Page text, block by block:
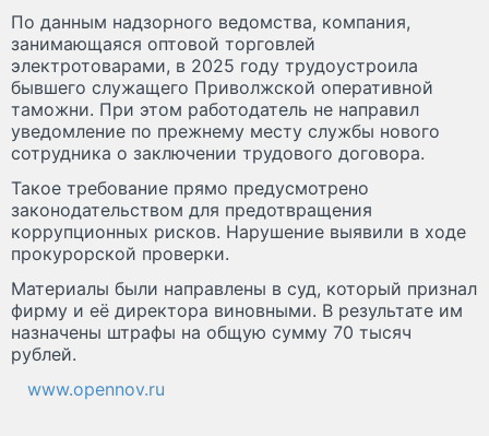
По данным надзорного ведомства, компания,
занимающаяся оптовой торговлей
электротоварами, в 2025 году трудоустроила
бывшего служащего Приволжской оперативной
таможни. При этом работодатель не направил
уведомление по прежнему месту службы нового
сотрудника о заключении трудового договора.
Такое требование прямо предусмотрено
законодательством для предотвращения
коррупционных рисков. Нарушение выявили в ходе
прокурорской проверки.
Материалы были направлены в суд, который признал
фирму и её директора виновными. В результате им
назначены штрафы на общую сумму 70 тысяч
рублей.
www.opennov.ru